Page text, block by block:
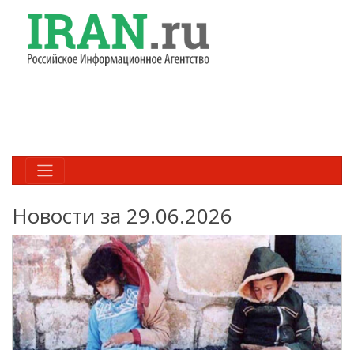
Новости за 29.06.2026